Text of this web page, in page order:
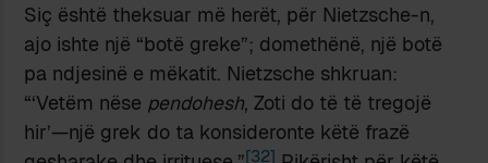
Siç është theksuar më herët, për Nietzsche-n,
ajo ishte një “botë greke”; domethënë, një botë
pa ndjesinë e mëkatit. Nietzsche shkruan:
“‘Vetëm nëse pendohesh, Zoti do të të tregojë
hir’—një grek do ta konsideronte këtë frazë
[32]